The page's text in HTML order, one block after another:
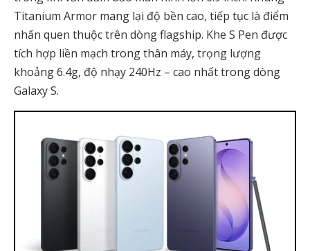
Titanium Armor mang lại độ bền cao, tiếp tục là điểm
nhấn quen thuộc trên dòng flagship. Khe S Pen được
tích hợp liền mạch trong thân máy, trọng lượng
khoảng 6.4g, độ nhạy 240Hz – cao nhất trong dòng
Galaxy S.